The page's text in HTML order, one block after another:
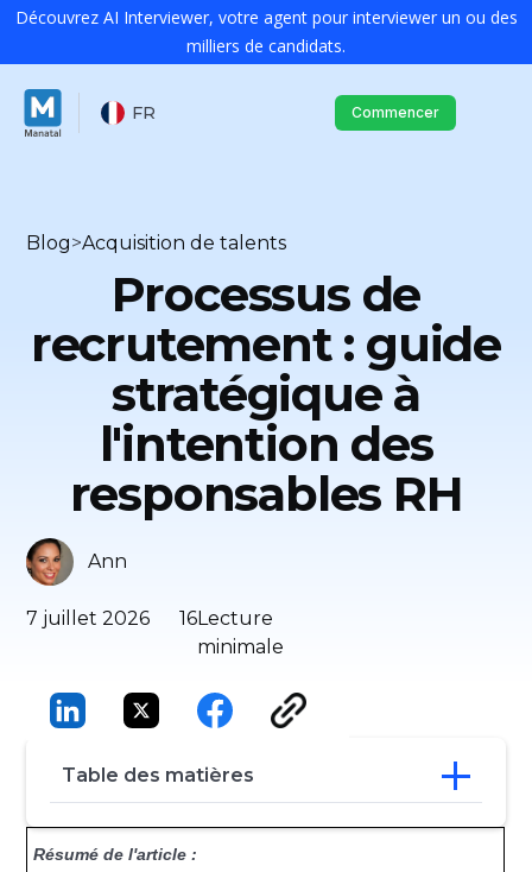
Découvrez AI Interviewer, votre agent pour interviewer un ou des
milliers de candidats.
FR Commencer
Blog>Acquisition de talents
Processus de
recrutement : guide
stratégique à
l'intention des
responsables RH
7 juillet 2026 16Lecture
minimale
Ann
Table des matières
En quoi consiste le processus de
Résumé de l'article :